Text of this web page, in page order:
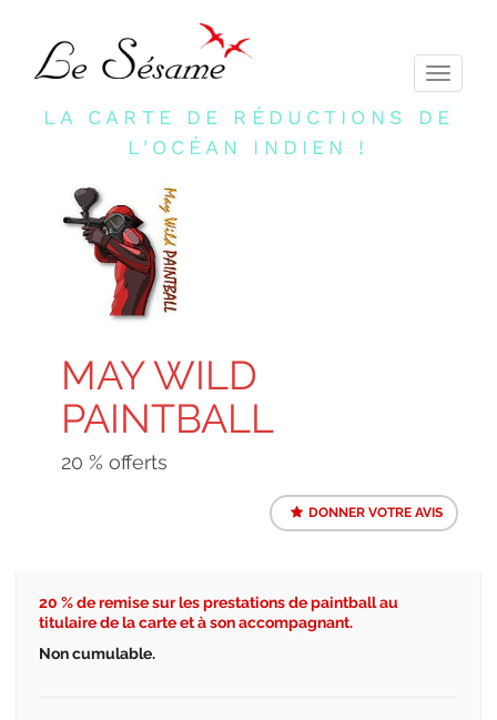
Toggle
LA CARTE DE RÉDUCTIONS DE
L'OCÉAN INDIEN !
MAY WILD
PAINTBALL
20 % offerts
DONNER VOTRE AVIS
20 % de remise sur les prestations de paintball au
titulaire de la carte etàson accompagnant.
Non cumulable.